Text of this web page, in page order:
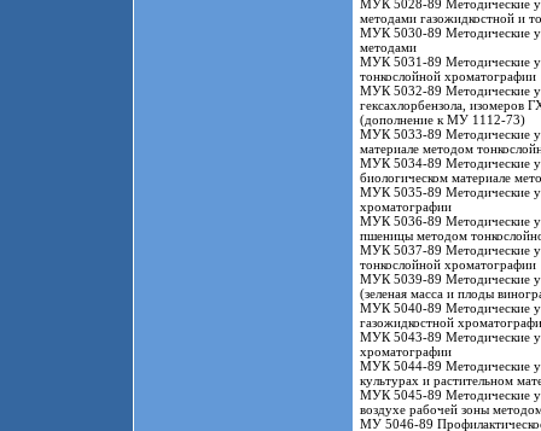
МУК 5028-89 Методические
методами газожидкостной и
МУК 5030-89 Методические
методами
МУК 5031-89 Методические
тонкослойной хроматографии
МУК 5032-89 Методические
гексахлорбензола, изомеров
(дополнение к МУ 1112-73)
МУК 5033-89 Методические
материале методом
МУК 5034-89 Методические
биологическом материале
МУК 5035-89 Методические
хроматографии
МУК 5036-89 Методические
пшеницы методом
МУК 5037-89 Методические
тонкослойной хроматографии
МУК 5039-89 Методические
(зеленая масса и плоды
МУК 5040-89 Методические
газожидкостной
МУК 5043-89 Методические
хроматографии
МУК 5044-89 Методические
культурах и растительном
МУК 5045-89 Методические
воздухе рабочей зоны
МУ 5046-89